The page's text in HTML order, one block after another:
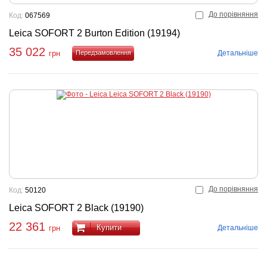
До порівняння
Leica SOFORT 2 Burton Edition (19194)
Код: 067569
35 022 грн
Детальніше
До порівняння
Leica SOFORT 2 Black (19190)
Код: 50120
22 361 грн Купити Детальніше